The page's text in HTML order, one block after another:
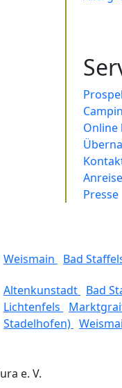
Online
Anreise
Presse
Weismain Bad
Altenkunstadt Bad
Lichtenfels
Stadelhofen)
e. V.